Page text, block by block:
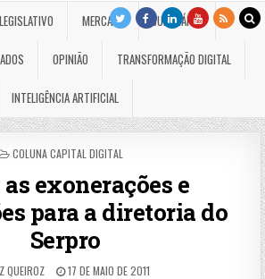
LEGISLATIVO MERCADO JUDICIÁRIO
OPINIÃO TRANSFORMAÇÃO DIGITAL
INTELIGÊNCIA ARTIFICIAL
POSTED
COLUNA CAPITAL DIGITAL
as exonerações e
para a diretoria do
Serpro
QUEIROZ 17 DE MAIO DE 2011